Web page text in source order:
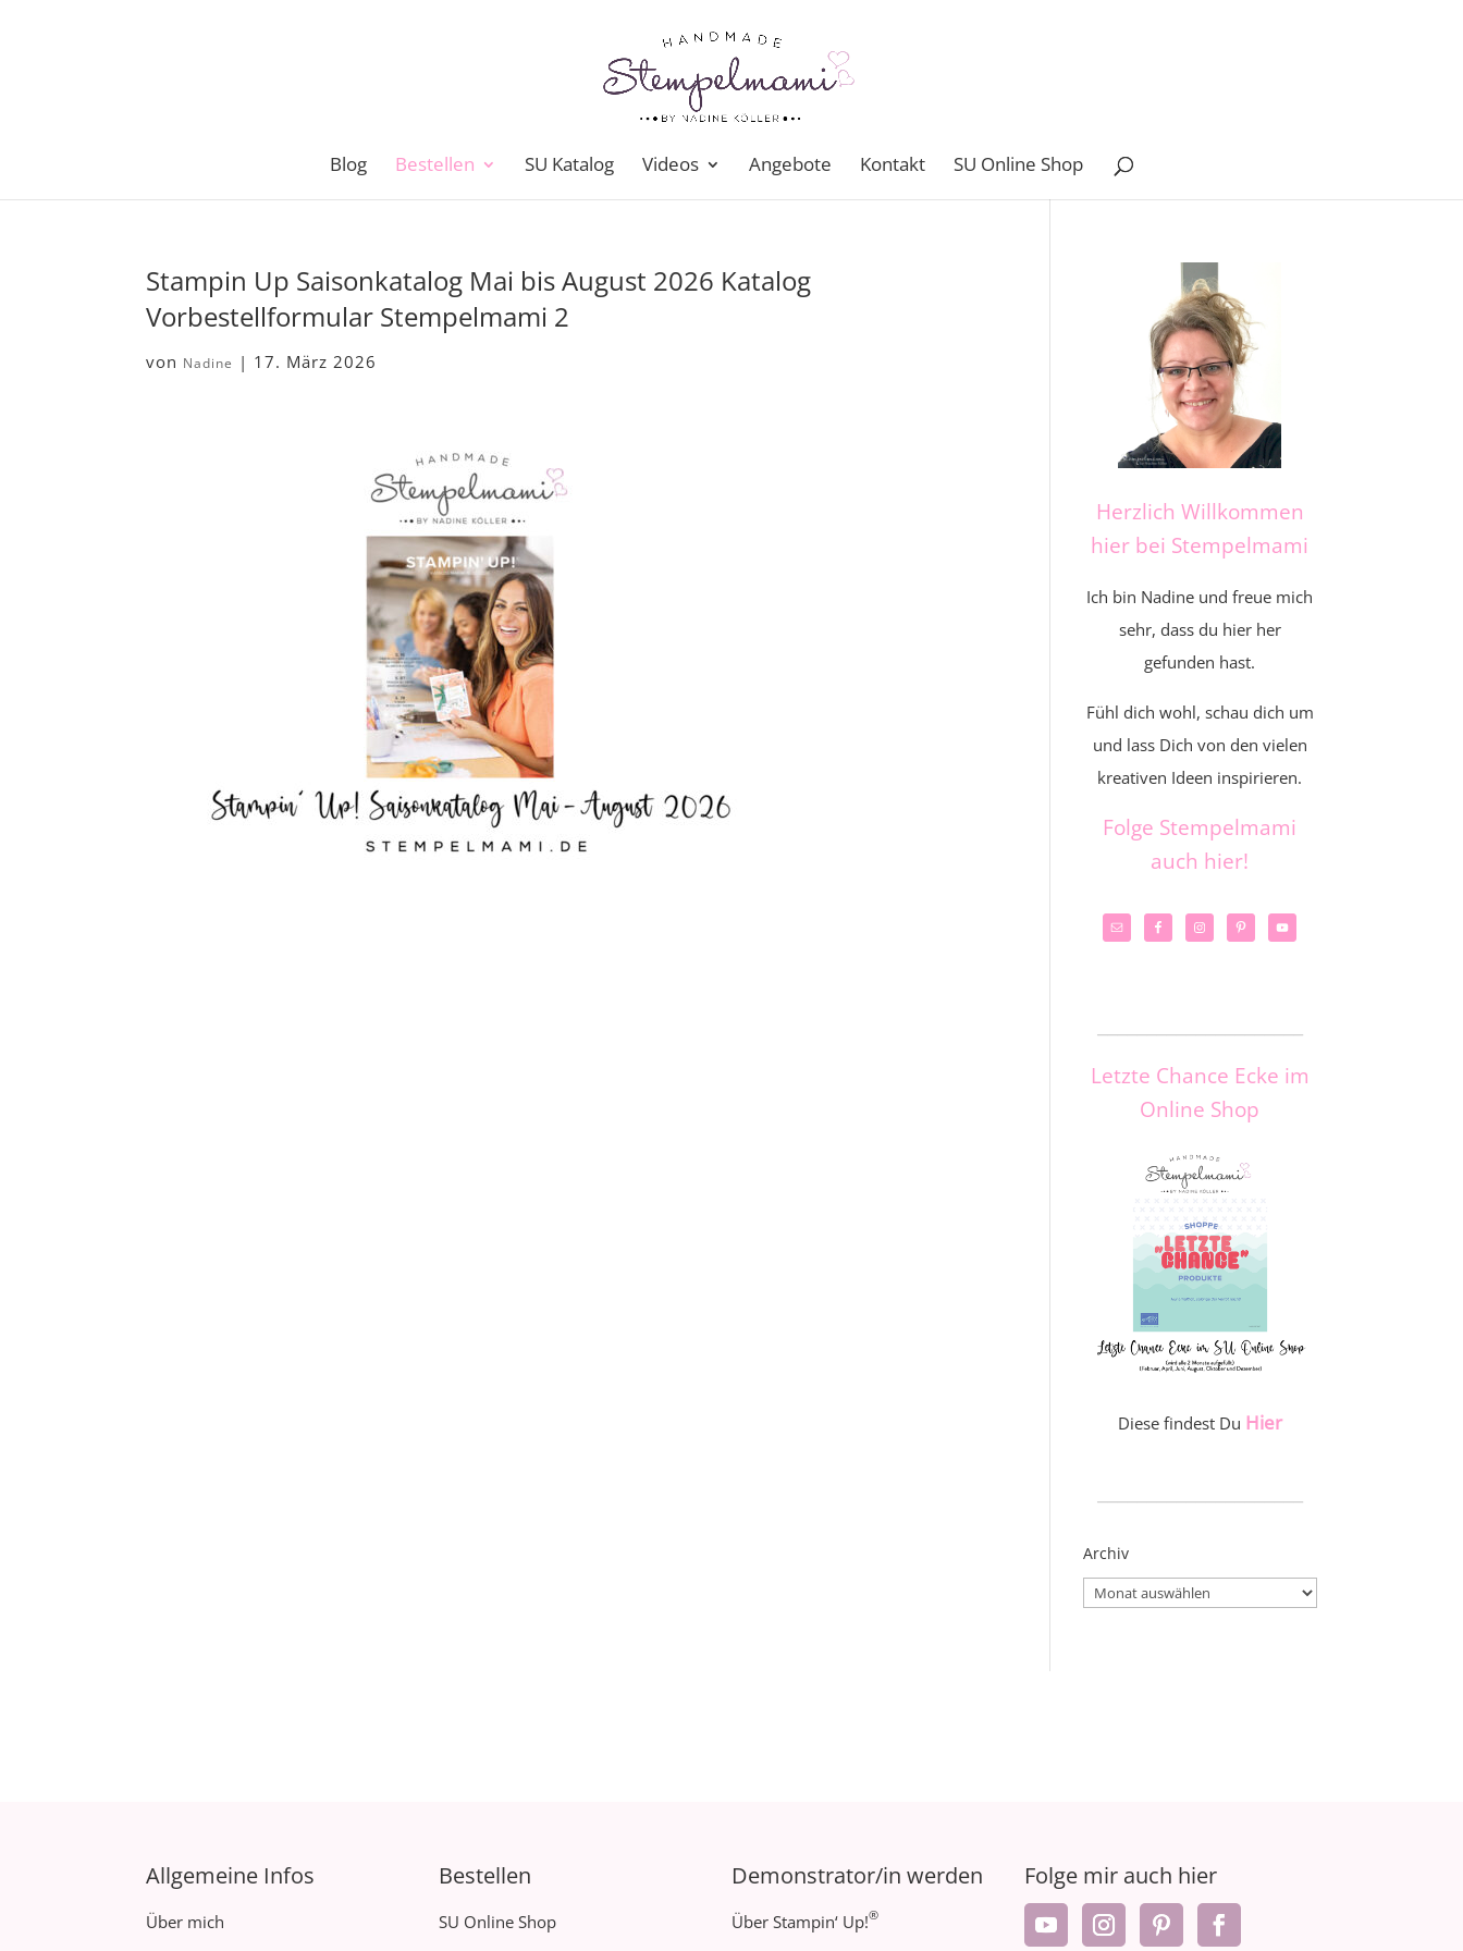
Blog Bestellen SU Katalog Videos Angebote Kontakt SU Online Shop
Stampin Up Saisonkatalog Mai bis August 2026 Katalog
Vorbestellformular Stempelmami 2
von Nadine | 17. März 2026
Herzlich Willkommen
hier bei Stempelmami
Ich bin Nadine und freue mich
sehr, dass du hier her
gefunden hast.
Fühl dich wohl, schau dich um
und lass Dich von den vielen
kreativen Ideen inspirieren.
Folge Stempelmami
auch hier!
Letzte Chance Ecke im
Online Shop
Diese findest Du Hier
Archiv
Archiv
Allgemeine Infos
Über mich
Bestellen
SU Online Shop
Demonstrator/in werden
Über Stampin‘ Up!®
Folge mir auch hier